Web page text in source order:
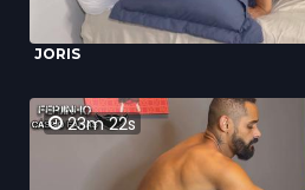
JORIS
23m 22s